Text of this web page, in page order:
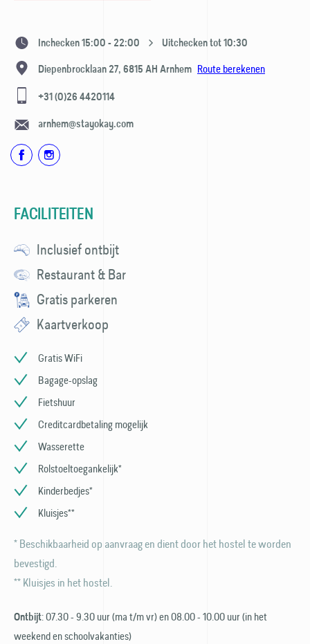
Inchecken 15:00 - 22:00 Uitchecken tot 10:30
Diepenbrocklaan 27, 6815 AH Arnhem Route berekenen
+31 (0)26 4420114
arnhem@stayokay.com
FACILITEITEN
Inclusief ontbijt
Restaurant & Bar
Gratis parkeren
Kaartverkoop
Gratis WiFi
Bagage-opslag
Fietshuur
Creditcardbetaling mogelijk
Wasserette
Rolstoeltoegankelijk*
Kinderbedjes*
Kluisjes**
* Beschikbaarheid op aanvraag en dient door het hostel te worden
bevestigd.
** Kluisjes in het hostel.
Ontbijt: 07.30 - 9.30 uur (ma t/m vr) en 08.00 - 10.00 uur (in het
weekend en schoolvakanties)